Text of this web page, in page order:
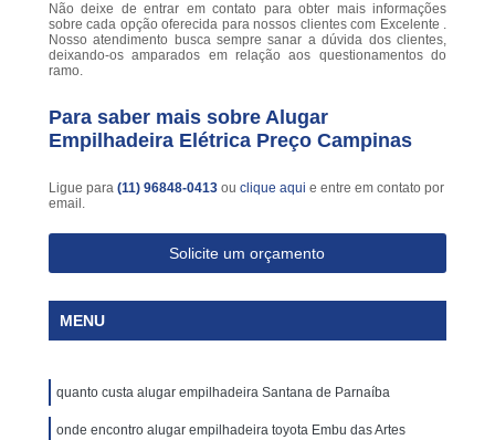
Não deixe de entrar em contato para obter mais informações
sobre cada opção oferecida para nossos clientes com Excelente .
Nosso atendimento busca sempre sanar a dúvida dos clientes,
deixando-os amparados em relação aos questionamentos do
ramo.
Para saber mais sobre Alugar
Empilhadeira Elétrica Preço Campinas
Ligue para (11) 96848-0413 ou clique aqui e entre em contato por
email.
Solicite um orçamento
MENU
quanto custa alugar empilhadeira Santana de Parnaíba
onde encontro alugar empilhadeira toyota Embu das Artes